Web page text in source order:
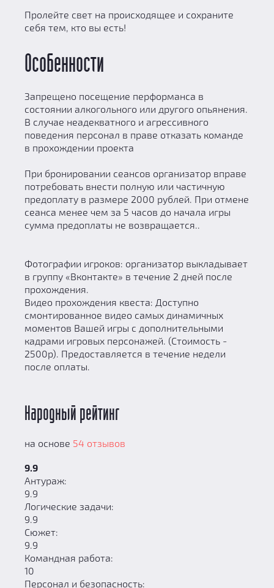
Пролейте свет на происходящее и сохраните
себя тем, кто вы есть!
Особенности
Запрещено посещение перформанса в
состоянии алкогольного или другого опьянения.
В случае неадекватного и агрессивного
поведения персонал в праве отказать команде
в прохождении проекта
При бронировании сеансов организатор вправе
потребовать внести полную или частичную
предоплату в размере 2000 рублей. При отмене
сеанса менее чем за 5 часов до начала игры
сумма предоплаты не возвращается..
Фотографии игроков: организатор выкладывает
в группу «Вконтакте» в течение 2 дней после
прохождения.
Видео прохождения квеста: Доступно
смонтированное видео самых динамичных
моментов Вашей игры с дополнительными
кадрами игровых персонажей. (Стоимость -
2500р). Предоставляется в течение недели
после оплаты.
Народный рейтинг
на основе 54 отзывов
9.9
Антураж:
9.9
Логические задачи:
9.9
Сюжет:
9.9
Командная работа:
10
Персонал и безопасность: